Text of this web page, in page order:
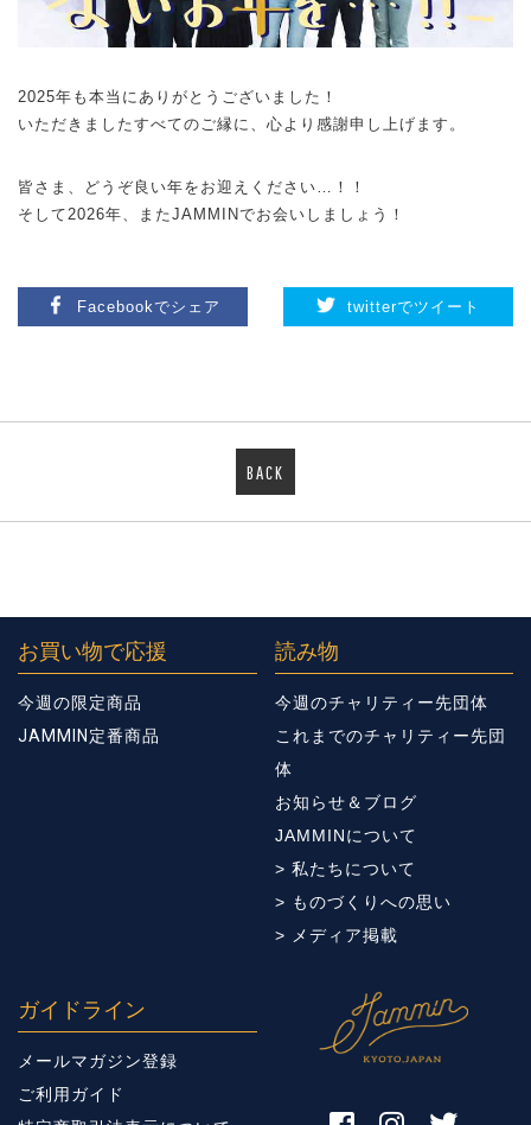
2025年も本当にありがとうございました！
いただきましたすべてのご縁に、心より感謝申し上げます。
皆さま、どうぞ良い年をお迎えください…！！
そして2026年、またJAMMINでお会いしましょう！
Facebookでシェア twitterでツイート
BACK
お買い物で応援
今週の限定商品
JAMMIN定番商品
読み物
今週のチャリティー先団体
これまでのチャリティー先団
体
お知らせ＆ブログ
JAMMINについて
> 私たちについて
> ものづくりへの思い
> メディア掲載
ガイドライン
メールマガジン登録
ご利用ガイド